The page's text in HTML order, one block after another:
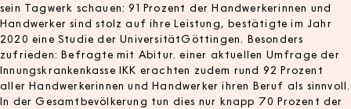
sein Tagwerk schauen: 91 Prozent der Handwerkerinnen und
Handwerker sind stolz auf ihre Leistung, bestätigte im Jahr
2020 eine Studie der UniversitätGöttingen. Besonders
zufrieden: Befragte mit Abitur. einer aktuellen Umfrage der
Innungskrankenkasse IKK erachten zudem rund 92 Prozent
aller Handwerkerinnen und Handwerker ihren Beruf als sinnvoll.
In der Gesamtbevölkerung tun dies nur knapp 70 Prozent der